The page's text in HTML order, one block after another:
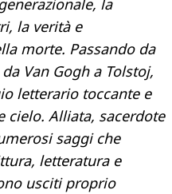
la
la verità e
morte. Passando da
Van Gogh a Tolstoj,
letterario toccante e
cielo. Alliata, sacerdote
saggi che
letteratura e
usciti proprio